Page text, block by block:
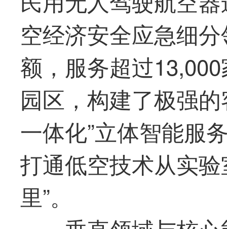
空经济安全应急细
额，服务超过
园区，构建了极强
一体化”立体智能服
打通低空技术从实
里”。